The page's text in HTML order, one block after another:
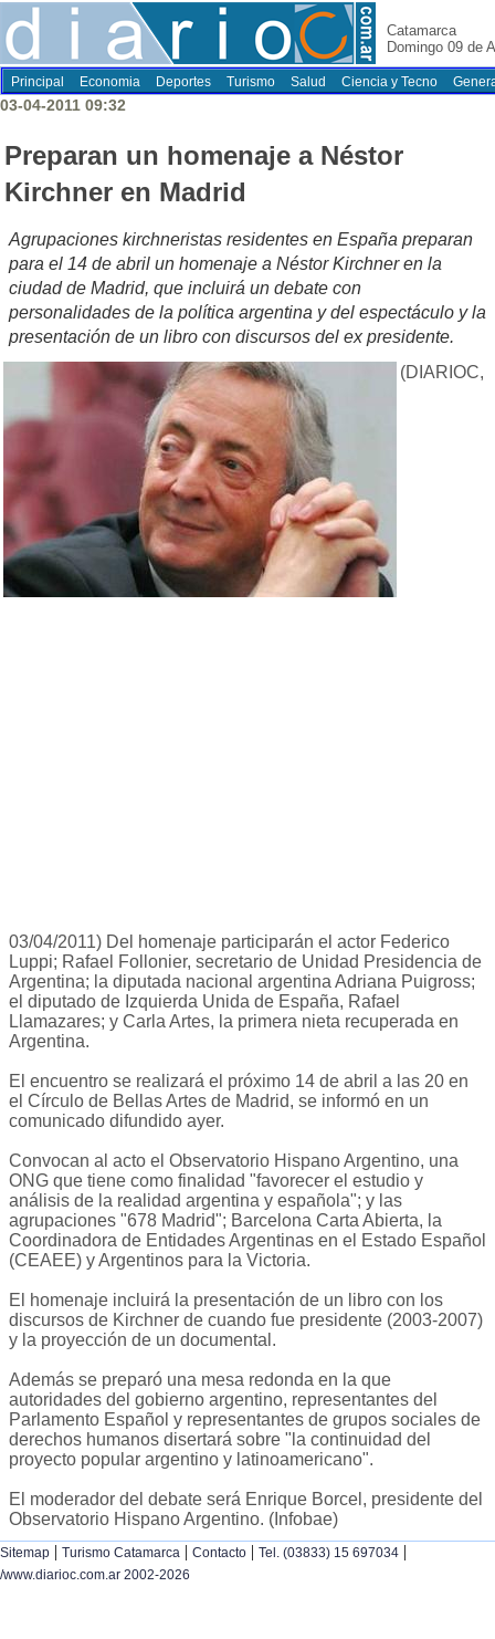
Catamarca
Domingo 09 de
Principal Economia Deportes Turismo Salud Ciencia y Tecno
03-04-2011 09:32
Preparan un homenaje a Néstor
Kirchner en Madrid
Agrupaciones kirchneristas residentes en España preparan
para el 14 de abril un homenaje a Néstor Kirchner en la
ciudad de Madrid, que incluirá un debate con
personalidades de la política argentina y del espectáculo y la
presentación de un libro con discursos del ex presidente.
(DIARIOC,
03/04/2011) Del homenaje participarán el actor Federico
Luppi; Rafael Follonier, secretario de Unidad Presidencia de
Argentina; la diputada nacional argentina Adriana Puigross;
el diputado de Izquierda Unida de España, Rafael
Llamazares; y Carla Artes, la primera nieta recuperada en
Argentina.
El encuentro se realizará el próximo 14 de abril a las 20 en
el Círculo de Bellas Artes de Madrid, se informó en un
comunicado difundido ayer.
Convocan al acto el Observatorio Hispano Argentino, una
ONG que tiene como finalidad "favorecer el estudio y
análisis de la realidad argentina y española"; y las
agrupaciones "678 Madrid"; Barcelona Carta Abierta, la
Coordinadora de Entidades Argentinas en el Estado Español
(CEAEE) y Argentinos para la Victoria.
El homenaje incluirá la presentación de un libro con los
discursos de Kirchner de cuando fue presidente (2003-2007)
y la proyección de un documental.
Además se preparó una mesa redonda en la que
autoridades del gobierno argentino, representantes del
Parlamento Español y representantes de grupos sociales de
derechos humanos disertará sobre "la continuidad del
proyecto popular argentino y latinoamericano".
El moderador del debate será Enrique Borcel, presidente del
Observatorio Hispano Argentino. (Infobae)
Sitemap | Turismo Catamarca | Contacto | Tel. (03833) 15 697034 |
/www.diarioc.com.ar 2002-2026